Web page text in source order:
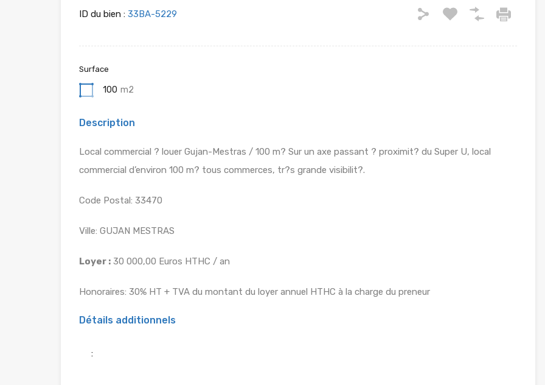
ID du bien : 33BA-5229
Surface
100 m2
Description
Local commercial ? louer Gujan-Mestras / 100 m? Sur un axe passant ? proximit? du Super U, local
commercial d’environ 100 m? tous commerces, tr?s grande visibilit?.
Code Postal: 33470
Ville: GUJAN MESTRAS
Loyer : 30 000,00 Euros HTHC / an
Honoraires: 30% HT + TVA du montant du loyer annuel HTHC à la charge du preneur
Détails additionnels
: